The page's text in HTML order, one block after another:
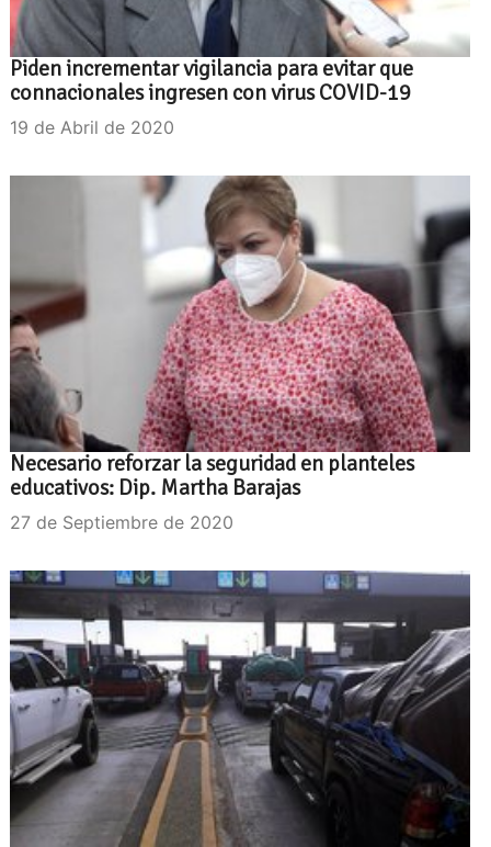
Piden incrementar vigilancia para evitar que
connacionales ingresen con virus COVID-19
19 de Abril de 2020
Necesario reforzar la seguridad en planteles
educativos: Dip. Martha Barajas
27 de Septiembre de 2020